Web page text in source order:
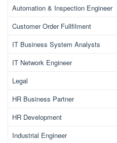
Automation & Inspection Engineer
Customer Order Fullfilment
IT Business System Analysts
IT Network Engineer
Legal
HR Business Partner
HR Development
Industrial Engineer